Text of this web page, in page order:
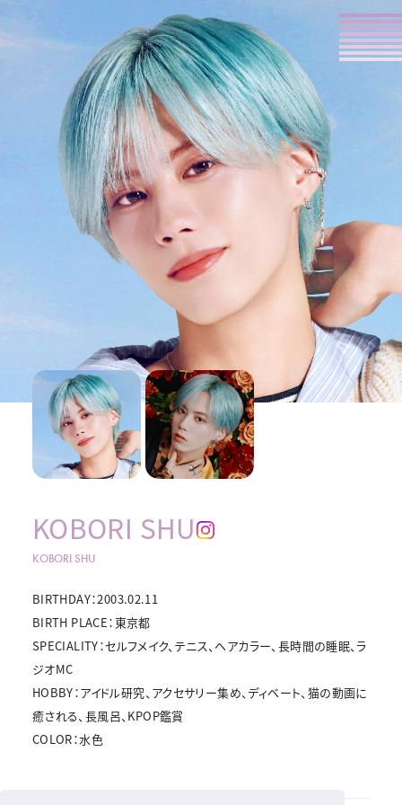
KOBORI SHU
KOBORI SHU
BIRTHDAY：2003.02.11
BIRTH PLACE：東京都
SPECIALITY：セルフメイク、テニス、ヘアカラー、長時間の睡眠、ラ
ジオMC
HOBBY：アイドル研究、アクセサリー集め、ディベート、猫の動画に
癒される、長風呂、KPOP鑑賞
COLOR：水色